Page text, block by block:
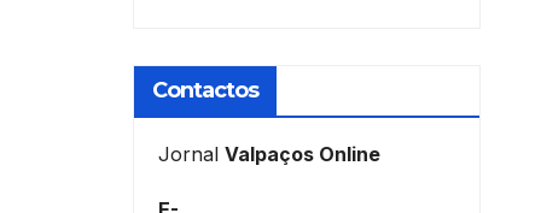
Contactos
Jornal Valpaços Online